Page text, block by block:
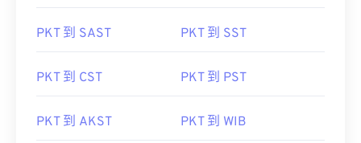
PKT 到 SAST PKT 到 SST
PKT 到 CST PKT 到 PST
PKT 到 AKST PKT 到 WIB